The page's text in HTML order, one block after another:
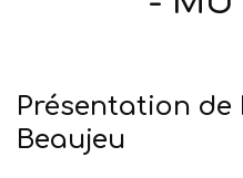
Présentation de
Beaujeu